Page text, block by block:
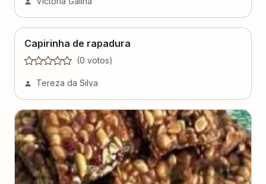
Capirinha de rapadura
(0 votos)
Tereza da Silva